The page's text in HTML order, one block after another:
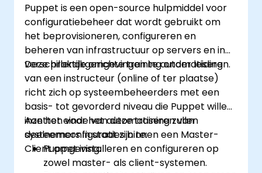
Puppet is een open-source hulpmiddel voor
configuratiebeheer dat wordt gebruikt om
het beprovisioneren, configureren en
beheren van infrastructuur op servers en in
verschillende omgevingen te automatiseren.
Deze praktijkgerichte training onder leiding
van een instructeur (online of ter plaatse)
richt zich op systeembeheerders met een
basis- tot gevorderd niveau die Puppet willen
inzetten voor het automatiseren van
systeemconfiguraties binnen een Master-
Client omgeving.
Aan het einde van deze training zullen
deelnemers in staat zijn te:
Puppet installeren en configureren op
zowel master- als client-systemen.